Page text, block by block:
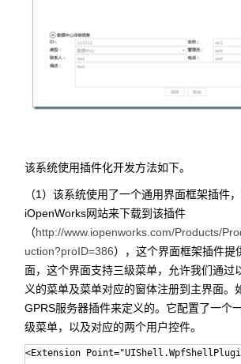
该系统使用插件化开发方法如下。
（1）该系统使用了一个通用界面框架插件
iOpenWorks网站来下载到该插件
（http://www.iopenworks.com/Products/
uction?proID=386），这个界面框架插件提
面，这个界面支持三级菜单，允许我们通过
义的菜单及菜单对应的窗体注册到主界面。
GPRS服务器插件来定义的。它配置了一个
级菜单，以及对应的两个用户控件。
<Extension